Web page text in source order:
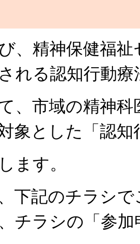
、精神保健福祉
れる認知行動
、市域の精神
象とした「認
ます。
下記のチラシで
チラシの「参